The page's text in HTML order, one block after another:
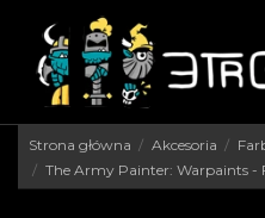
Strona główna Akcesoria
The Army Painter: Warpaints -